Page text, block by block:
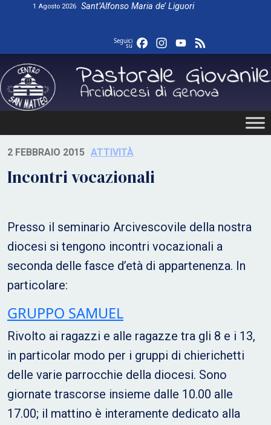
1 Agosto 2026 Sant’Alfonso Maria de’ Liguori
Seguici
su FacebookInstagram
YouTube
2 FEBBRAIO 2015 ATTIVITÀ
Incontri vocazionali
Presso il seminario Arcivescovile della nostra
diocesi si tengono incontri vocazionali a
seconda delle fasce d’età di appartenenza. In
particolare:
GRUPPO SAMUEL
Rivolto ai ragazzi e alle ragazze tra gli 8 e i 13,
in particolar modo per i gruppi di chierichetti
delle varie parrocchie della diocesi. Sono
giornate trascorse insieme dalle 10.00 alle
17.00; il mattino è interamente dedicato alla